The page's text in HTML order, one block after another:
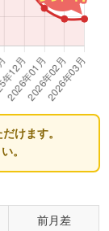
けます。
。
前月差